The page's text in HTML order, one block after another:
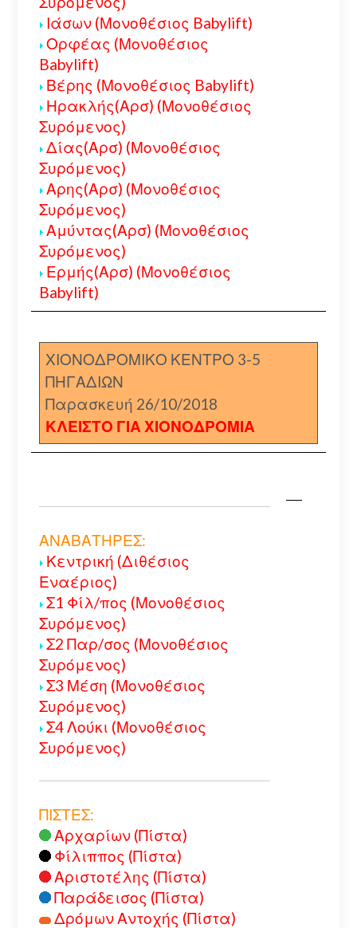
Ιάσων (Μονοθέσιος Babylift)
Ορφέας (Μονοθέσιος
Babylift)
Βέρης (Μονοθέσιος Babylift)
Ηρακλής(Αρσ) (Μονοθέσιος
Συρόμενος)
Δίας(Αρσ) (Μονοθέσιος
Συρόμενος)
Αρης(Αρσ) (Μονοθέσιος
Συρόμενος)
Αμύντας(Αρσ) (Μονοθέσιος
Συρόμενος)
Ερμής(Αρσ) (Μονοθέσιος
Babylift)
ΧΙΟΝΟΔΡΟΜΙΚΟ ΚΕΝΤΡΟ 3-5
ΠΗΓΑΔΙΩΝ
Παρασκευή 26/10/2018
ΚΛΕΙΣΤΟ ΓΙΑ ΧΙΟΝΟΔΡΟΜΙΑ
ΑΝΑΒΑΤΗΡΕΣ:
Κεντρική (Διθέσιος
Εναέριος)
Σ1 Φίλ/πος (Μονοθέσιος
Συρόμενος)
Σ2 Παρ/σος (Μονοθέσιος
Συρόμενος)
Σ3 Μέση (Μονοθέσιος
Συρόμενος)
Σ4 Λούκι (Μονοθέσιος
Συρόμενος)
ΠΙΣΤΕΣ:
Αρχαρίων (Πίστα)
Φίλιππος (Πίστα)
Αριστοτέλης (Πίστα)
Παράδεισος (Πίστα)
Δρόμων Αντοχής (Πίστα)